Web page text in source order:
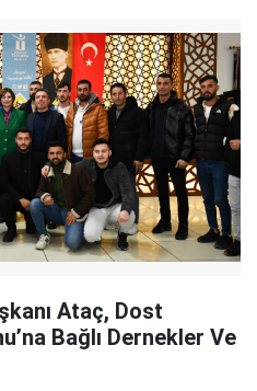
Ataç, Dost
Bağlı Dernekler Ve